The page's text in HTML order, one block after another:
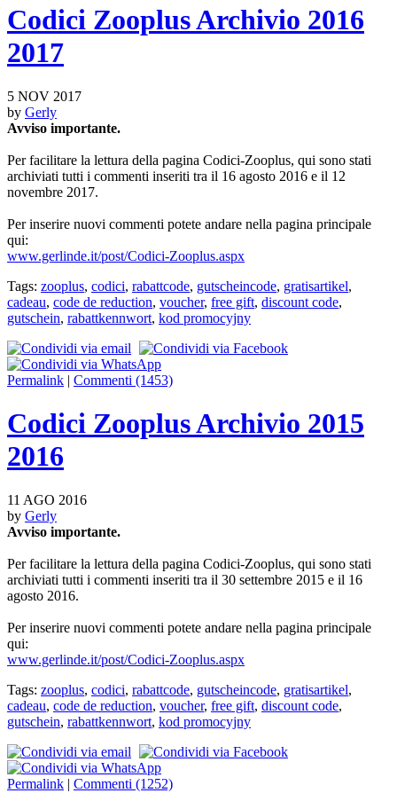
Codici Zooplus Archivio 2016
2017
5 NOV 2017
by Gerly
Avviso importante.
Per facilitare la lettura della pagina Codici-Zooplus, qui sono stati
archiviati tutti i commenti inseriti tra il 16 agosto 2016 e il 12
novembre 2017.
Per inserire nuovi commenti potete andare nella pagina principale
qui:
www.gerlinde.it/post/Codici-Zooplus.aspx
Tags: zooplus, codici, rabattcode, gutscheincode, gratisartikel,
cadeau, code de reduction, voucher, free gift, discount code,
gutschein, rabattkennwort, kod promocyjny
Permalink | Commenti (1453)
Codici Zooplus Archivio 2015
2016
11 AGO 2016
by Gerly
Avviso importante.
Per facilitare la lettura della pagina Codici-Zooplus, qui sono stati
archiviati tutti i commenti inseriti tra il 30 settembre 2015 e il 16
agosto 2016.
Per inserire nuovi commenti potete andare nella pagina principale
qui:
www.gerlinde.it/post/Codici-Zooplus.aspx
Tags: zooplus, codici, rabattcode, gutscheincode, gratisartikel,
cadeau, code de reduction, voucher, free gift, discount code,
gutschein, rabattkennwort, kod promocyjny
Permalink | Commenti (1252)